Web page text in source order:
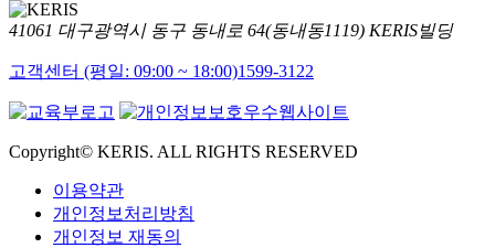
41061 대구광역시 동구 동내로 64(동내동1119) KERIS빌딩
고객센터 (평일: 09:00 ~ 18:00)1599-3122
Copyright© KERIS. ALL RIGHTS RESERVED
이용약관
개인정보처리방침
개인정보 재동의